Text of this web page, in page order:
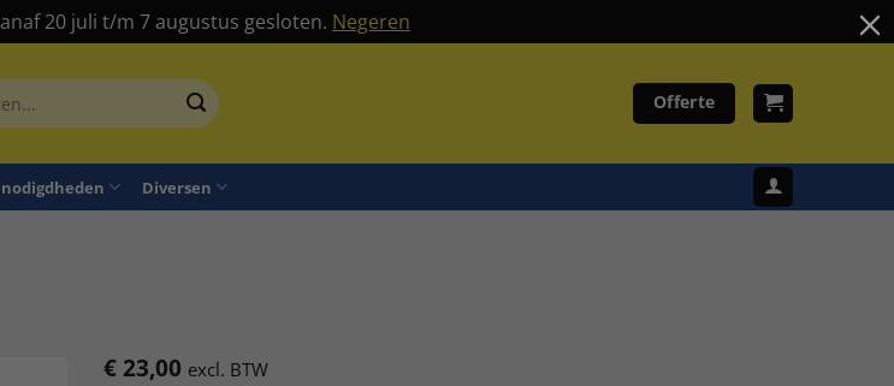
20 juli t/m 7 augustus gesloten. Negeren
Offerte
Diversen
€ 23,00 excl. BTW